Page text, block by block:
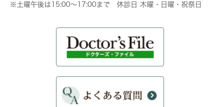
※土曜午後は15:00～17:00まで 休診日 木曜・日曜・祝祭日